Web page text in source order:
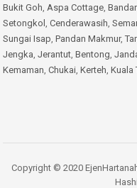
Bukit Goh, Aspa Cottage,
Setongkol , Cenderawasih,
Sungai Isap, Pandan Makmur,
Jengka, Jerantut, Bentong,
Kemaman, Chukai, Kerteh, Kuala
Copyright © 2020